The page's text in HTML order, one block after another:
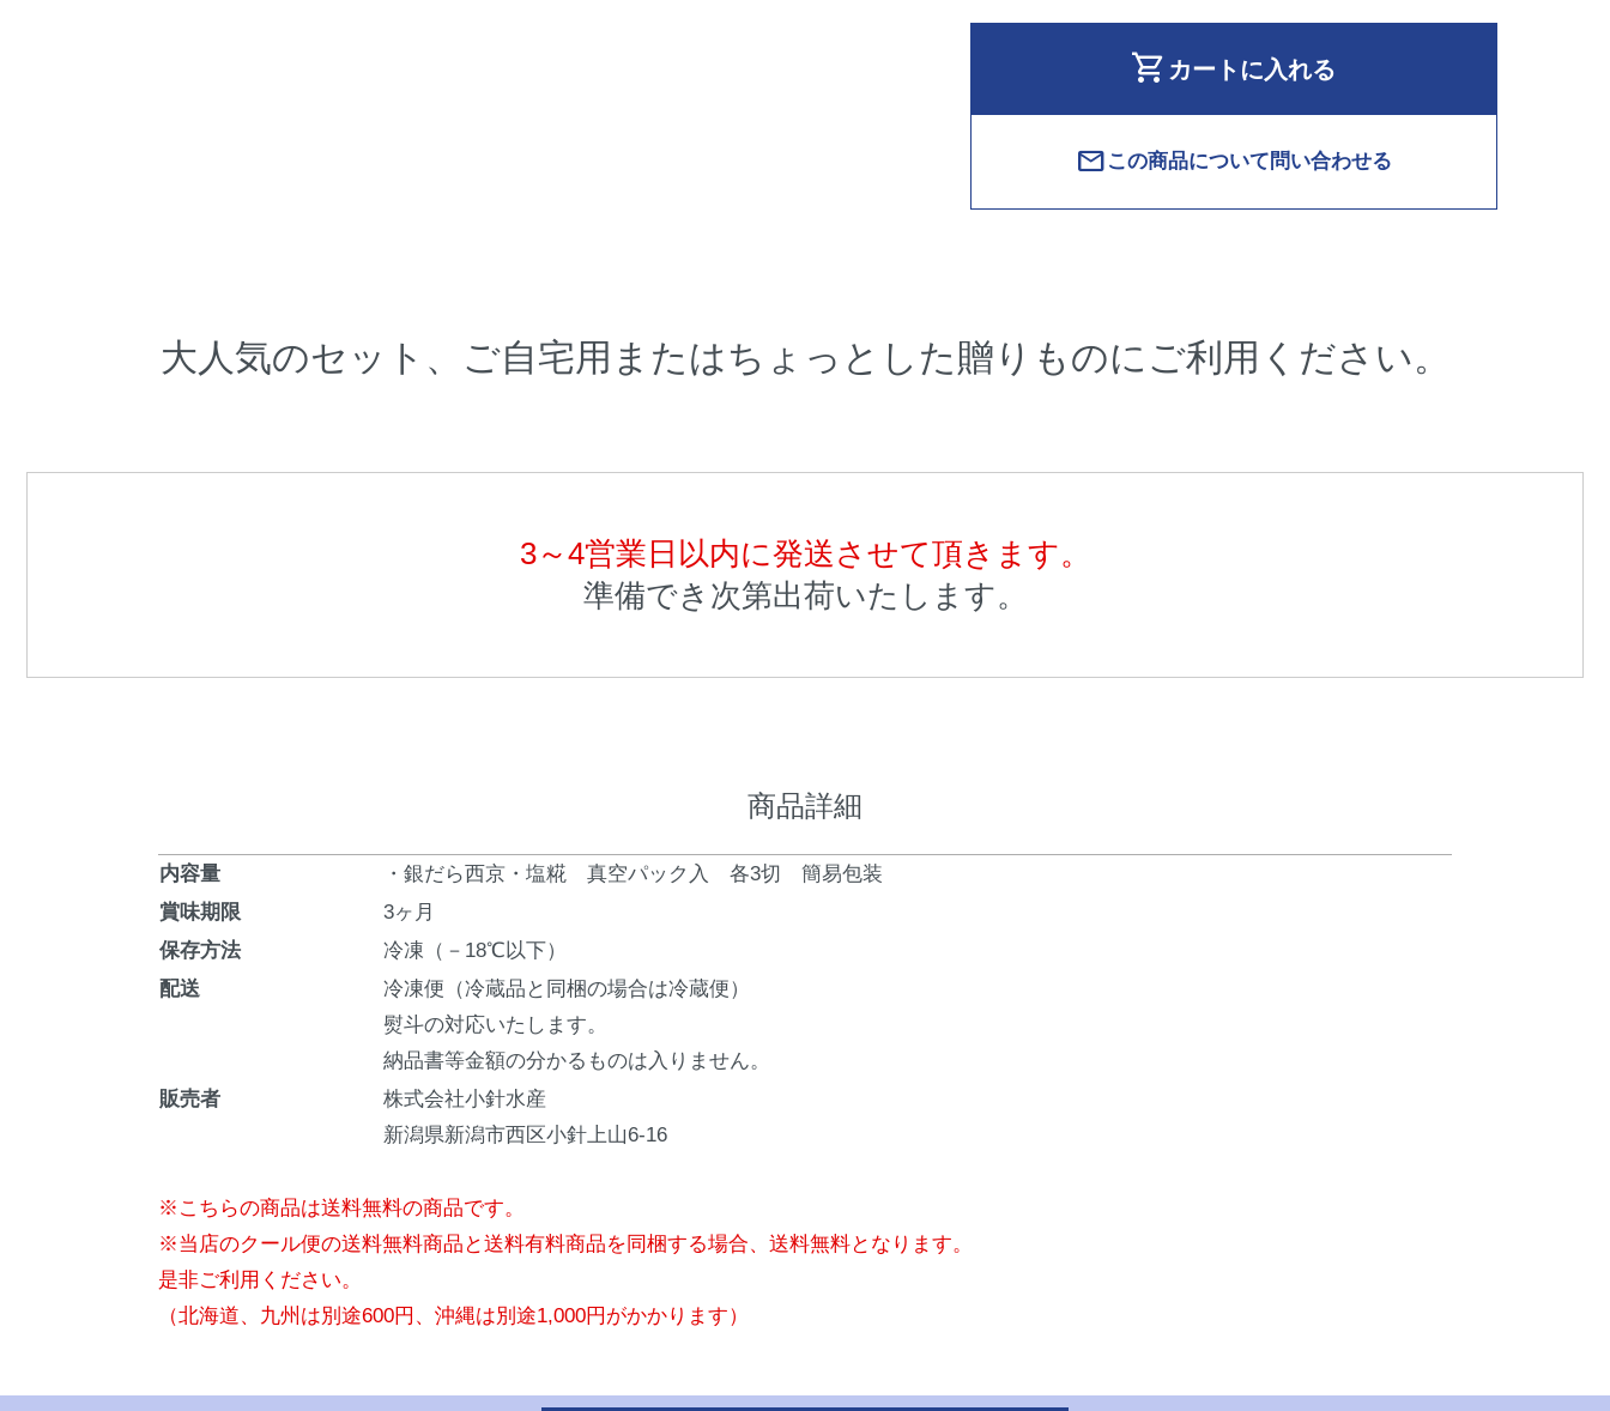
shopping_cart カートに入れる
mail この商品について問い合わせる
大人気のセット、ご自宅用またはちょっとした贈りものにご利用ください。
3～4営業日以内に発送させて頂きます。
準備でき次第出荷いたします。
商品詳細
内容量
・銀だら西京・塩糀 真空パック入 各3切 簡易包装
賞味期限
3ヶ月
保存方法
冷凍（－18℃以下）
配送
冷凍便（冷蔵品と同梱の場合は冷蔵便）
熨斗の対応いたします。
納品書等金額の分かるものは入りません。
販売者
株式会社小針水産
新潟県新潟市西区小針上山6-16
※こちらの商品は送料無料の商品です。
※当店のクール便の送料無料商品と送料有料商品を同梱する場合、送料無料となります。
是非ご利用ください。
（北海道、九州は別途600円、沖縄は別途1,000円がかかります）